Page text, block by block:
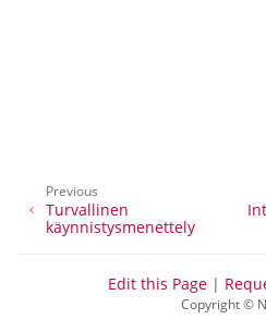
navigation of NitroWall NW750
navigation of Ohjelmisto
Previous
Turvallinen
käynnistysmenettely
Copyright ©
Edit this Page |